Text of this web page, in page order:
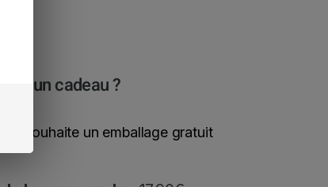
pour un cadeau ?
je souhaite un emballage gratuit